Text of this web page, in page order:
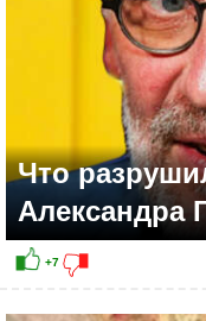
Что
Александра